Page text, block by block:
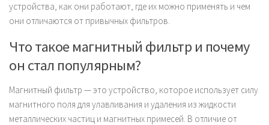
устройства, как они работают, где их можно применять и чем
они отличаются от привычных фильтров.
Что такое магнитный фильтр и почему
он стал популярным?
Магнитный фильтр — это устройство, которое использует силу
магнитного поля для улавливания и удаления из жидкости
металлических частиц и магнитных примесей. В отличие от